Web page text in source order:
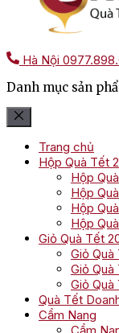
Hà Nội
Danh mục sản
Trang chủ
Hộp Quà Tết
Hộp
Hộp
Hộp
Hộp
Giỏ Quà Tết
Giỏ Quà
Giỏ Quà
Giỏ
Quà Tết
Cẩm Nang